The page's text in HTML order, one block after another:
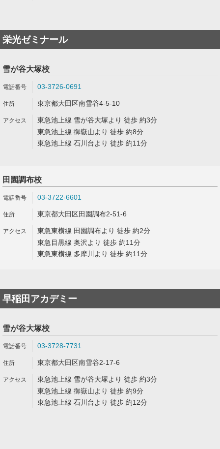
栄光ゼミナール
雪が谷大塚校
03-3726-0691
東京都大田区南雪谷4-5-10
東急池上線 雪が谷大塚より 徒歩 約3分
東急池上線 御嶽山より 徒歩 約8分
東急池上線 石川台より 徒歩 約11分
田園調布校
03-3722-6601
東京都大田区田園調布2-51-6
東急東横線 田園調布より 徒歩 約2分
東急目黒線 奥沢より 徒歩 約11分
東急東横線 多摩川より 徒歩 約11分
早稲田アカデミー
雪が谷大塚校
03-3728-7731
東京都大田区南雪谷2-17-6
東急池上線 雪が谷大塚より 徒歩 約3分
東急池上線 御嶽山より 徒歩 約9分
東急池上線 石川台より 徒歩 約12分